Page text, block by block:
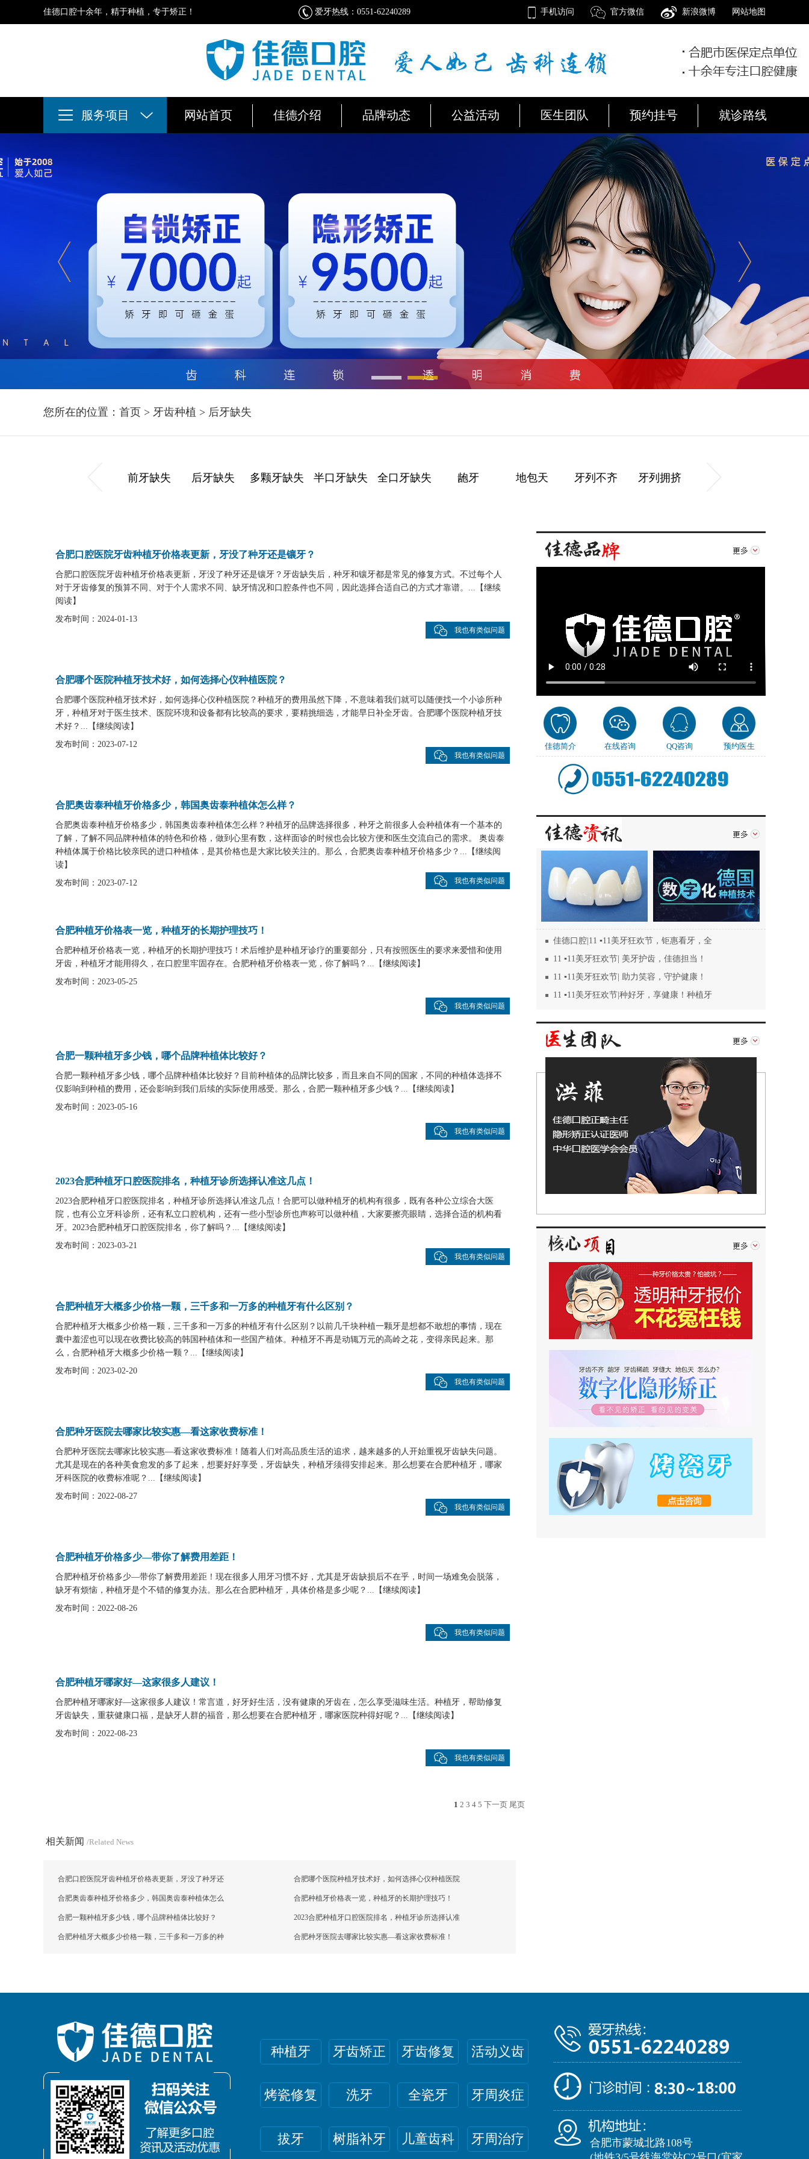
佳德口腔十余年，精于种植，专于矫正！ 爱牙热线：0551-62240289 手机访问 官方微信 新浪微博 网站地图
服务项目 网站首页 佳德介绍 品牌动态 公益活动 医生团队 预约挂号 就诊路线
您所在的位置： 首页 > 牙齿种植 > 后牙缺失
前牙缺失 后牙缺失 多颗牙缺失 半口牙缺失 全口牙缺失 龅牙 地包天 牙列不齐 牙列拥挤 牙齿前突
佳德简介 在线咨询 QQ咨询 预约医生
佳德口腔|11 ▪11美牙狂欢节，钜惠看牙，全
11 ▪11美牙狂欢节| 美牙护齿，佳德担当！
11 ▪11美牙狂欢节| 助力笑容，守护健康！
11 ▪11美牙狂欢节|种好牙，享健康！种植牙
合肥口腔医院牙齿种植牙价格表更新，牙没了种牙还是镶牙？
合肥口腔医院牙齿种植牙价格表更新，牙没了种牙还是镶牙？牙齿缺失后，种牙和镶牙都是常见的修复方式。不过每个人
对于牙齿修复的预算不同、对于个人需求不同、缺牙情况和口腔条件也不同，因此选择合适自己的方式才靠谱。... 【继续
阅读】
发布时间：2024-01-13
我也有类似问题
合肥哪个医院种植牙技术好，如何选择心仪种植医院？
合肥哪个医院种植牙技术好，如何选择心仪种植医院？种植牙的费用虽然下降，不意味着我们就可以随便找一个小诊所种
牙，种植牙对于医生技术、医院环境和设备都有比较高的要求，要精挑细选，才能早日补全牙齿。合肥哪个医院种植牙技
术好？... 【继续阅读】
发布时间：2023-07-12
我也有类似问题
合肥奥齿泰种植牙价格多少，韩国奥齿泰种植体怎么样？
合肥奥齿泰种植牙价格多少，韩国奥齿泰种植体怎么样？种植牙的品牌选择很多，种牙之前很多人会种植体有一个基本的
了解，了解不同品牌种植体的特色和价格，做到心里有数，这样面诊的时候也会比较方便和医生交流自己的需求。 奥齿泰
种植体属于价格比较亲民的进口种植体，是其价格也是大家比较关注的。那么，合肥奥齿泰种植牙价格多少？... 【继续阅
读】
发布时间：2023-07-12
我也有类似问题
合肥种植牙价格表一览，种植牙的长期护理技巧！
合肥种植牙价格表一览，种植牙的长期护理技巧！术后维护是种植牙诊疗的重要部分，只有按照医生的要求来爱惜和使用
牙齿，种植牙才能用得久，在口腔里牢固存在。合肥种植牙价格表一览，你了解吗？... 【继续阅读】
发布时间：2023-05-25
我也有类似问题
合肥一颗种植牙多少钱，哪个品牌种植体比较好？
合肥一颗种植牙多少钱，哪个品牌种植体比较好？目前种植体的品牌比较多，而且来自不同的国家，不同的种植体选择不
仅影响到种植的费用，还会影响到我们后续的实际使用感受。那么，合肥一颗种植牙多少钱？... 【继续阅读】
发布时间：2023-05-16
我也有类似问题
2023合肥种植牙口腔医院排名，种植牙诊所选择认准这几点！
2023合肥种植牙口腔医院排名，种植牙诊所选择认准这几点！合肥可以做种植牙的机构有很多，既有各种公立综合大医
院，也有公立牙科诊所，还有私立口腔机构，还有一些小型诊所也声称可以做种植，大家要擦亮眼睛，选择合适的机构看
牙。2023合肥种植牙口腔医院排名，你了解吗？... 【继续阅读】
发布时间：2023-03-21
我也有类似问题
合肥种植牙大概多少价格一颗，三千多和一万多的种植牙有什么区别？
合肥种植牙大概多少价格一颗，三千多和一万多的种植牙有什么区别？以前几千块种植一颗牙是想都不敢想的事情，现在
囊中羞涩也可以现在收费比较高的韩国种植体和一些国产植体。种植牙不再是动辄万元的高岭之花，变得亲民起来。那
么，合肥种植牙大概多少价格一颗？... 【继续阅读】
发布时间：2023-02-20
我也有类似问题
合肥种牙医院去哪家比较实惠—看这家收费标准！
合肥种牙医院去哪家比较实惠—看这家收费标准！随着人们对高品质生活的追求，越来越多的人开始重视牙齿缺失问题。
尤其是现在的各种美食愈发的多了起来，想要好好享受，牙齿缺失，种植牙须得安排起来。那么想要在合肥种植牙，哪家
牙科医院的收费标准呢？... 【继续阅读】
发布时间：2022-08-27
我也有类似问题
合肥种植牙价格多少—带你了解费用差距！
合肥种植牙价格多少—带你了解费用差距！现在很多人用牙习惯不好，尤其是牙齿缺损后不在乎，时间一场难免会脱落，
缺牙有烦恼，种植牙是个不错的修复办法。那么在合肥种植牙，具体价格是多少呢？... 【继续阅读】
发布时间：2022-08-26
我也有类似问题
合肥种植牙哪家好—这家很多人建议！
合肥种植牙哪家好—这家很多人建议！常言道，好牙好生活，没有健康的牙齿在，怎么享受滋味生活。种植牙，帮助修复
牙齿缺失，重获健康口福，是缺牙人群的福音，那么想要在合肥种植牙，哪家医院种得好呢？... 【继续阅读】
发布时间：2022-08-23
我也有类似问题
1 2 3 4 5 下一页 尾页
相关新闻 /Related News
合肥口腔医院牙齿种植牙价格表更新，牙没了种牙还 合肥哪个医院种植牙技术好，如何选择心仪种植医院
合肥奥齿泰种植牙价格多少，韩国奥齿泰种植体怎么 合肥种植牙价格表一览，种植牙的长期护理技巧！
合肥一颗种植牙多少钱，哪个品牌种植体比较好？ 2023合肥种植牙口腔医院排名，种植牙诊所选择认准
合肥种植牙大概多少价格一颗，三千多和一万多的种 合肥种牙医院去哪家比较实惠—看这家收费标准！
种植牙 牙齿矫正 牙齿修复 活动义齿
烤瓷修复 洗牙 全瓷牙 牙周炎症
拔牙 树脂补牙 儿童齿科 牙周治疗
合肥市蒙城北路108号